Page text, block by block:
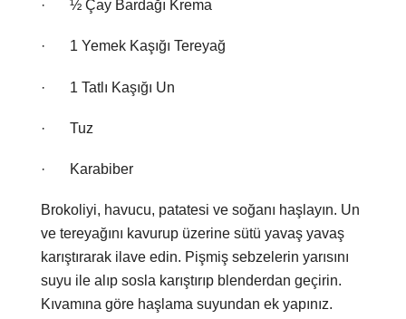
· ½ Çay Bardağı Krema
· 1 Yemek Kaşığı Tereyağ
· 1 Tatlı Kaşığı Un
· Tuz
· Karabiber
Brokoliyi, havucu, patatesi ve soğanı haşlayın. Un
ve tereyağını kavurup üzerine sütü yavaş yavaş
karıştırarak ilave edin. Pişmiş sebzelerin yarısını
suyu ile alıp sosla karıştırıp blenderdan geçirin.
Kıvamına göre haşlama suyundan ek yapınız.